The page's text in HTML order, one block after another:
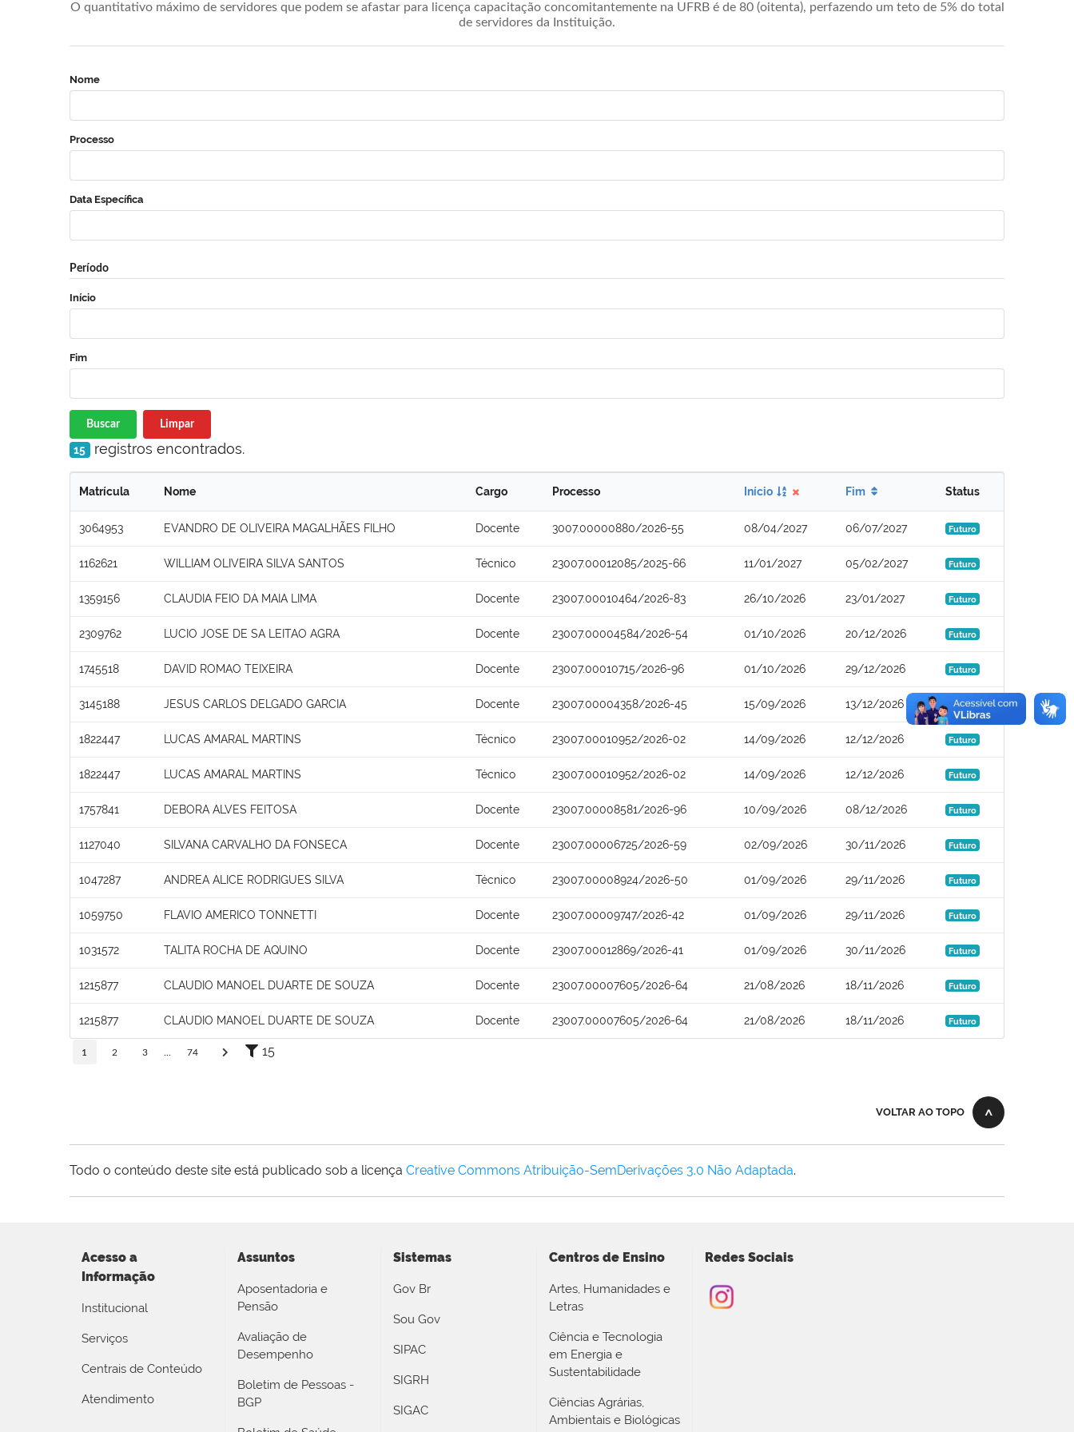
O quantitativo máximo de servidores que podem se afastar para licença capacitação concomitantemente na UFRB é de 80 (oitenta), perfazendo um teto de 5% do total
de servidores da Instituição.
Nome
Processo
Data Específica
Período
Início
Fim
Buscar Limpar
15 registros encontrados.
Matrícula Nome Cargo Processo Início Fim Status
3064953 EVANDRO DE OLIVEIRA MAGALHÃES FILHO Docente 3007.00000880/2026-55 08/04/2027 06/07/2027 Futuro
1162621 WILLIAM OLIVEIRA SILVA SANTOS Técnico 23007.00012085/2025-66 11/01/2027 05/02/2027 Futuro
1359156 CLAUDIA FEIO DA MAIA LIMA Docente 23007.00010464/2026-83 26/10/2026 23/01/2027 Futuro
2309762 LUCIO JOSE DE SA LEITAO AGRA Docente 23007.00004584/2026-54 01/10/2026 20/12/2026 Futuro
1745518 DAVID ROMAO TEIXEIRA Docente 23007.00010715/2026-96 01/10/2026 29/12/2026 Futuro
3145188 JESUS CARLOS DELGADO GARCIA Docente 23007.00004358/2026-45 15/09/2026 13/12/2026 Futuro
1822447 LUCAS AMARAL MARTINS Técnico 23007.00010952/2026-02 14/09/2026 12/12/2026 Futuro
1822447 LUCAS AMARAL MARTINS Técnico 23007.00010952/2026-02 14/09/2026 12/12/2026 Futuro
1757841 DEBORA ALVES FEITOSA Docente 23007.00008581/2026-96 10/09/2026 08/12/2026 Futuro
1127040 SILVANA CARVALHO DA FONSECA Docente 23007.00006725/2026-59 02/09/2026 30/11/2026 Futuro
1047287 ANDREA ALICE RODRIGUES SILVA Técnico 23007.00008924/2026-50 01/09/2026 29/11/2026 Futuro
1059750 FLAVIO AMERICO TONNETTI Docente 23007.00009747/2026-42 01/09/2026 29/11/2026 Futuro
1031572 TALITA ROCHA DE AQUINO Docente 23007.00012869/2026-41 01/09/2026 30/11/2026 Futuro
1215877 CLAUDIO MANOEL DUARTE DE SOUZA Docente 23007.00007605/2026-64 21/08/2026 18/11/2026 Futuro
1215877 CLAUDIO MANOEL DUARTE DE SOUZA Docente 23007.00007605/2026-64 21/08/2026 18/11/2026 Futuro
1 2 3 74 15
VOLTAR AO TOPO
Todo o conteúdo deste site está publicado sob a licença Creative Commons Atribuição-SemDerivações 3.0 Não Adaptada.
Acesso a
Informação
Institucional
Serviços
Centrais de Conteúdo
Atendimento
Assuntos
Aposentadoria e
Pensão
Avaliação de
Desempenho
Boletim de Pessoas -
BGP
Sistemas
Gov Br
Sou Gov
SIPAC
SIGRH
SIGAC
Centros de Ensino
Artes, Humanidades e
Letras
Ciência e Tecnologia
em Energia e
Sustentabilidade
Ciências Agrárias,
Ambientais e Biológicas
Redes Sociais